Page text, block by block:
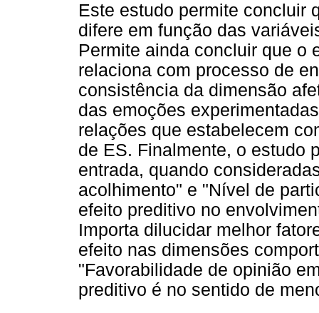
Este estudo permite concluir
difere em função das
Permite ainda concluir que o
relaciona com processo de
consistência da dimensão
das emoções
relações que estabelecem
de ES. Finalmente, o estudo
entrada, quando
acolhimento" e "Nível de
efeito preditivo no
Importa dilucidar melhor
efeito nas dimensões
"Favorabilidade de opinião
preditivo é no sentido de